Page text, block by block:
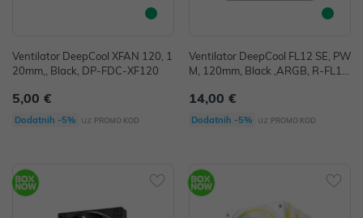
Ventilator DeepCool XFAN 120, 1
20mm,, Black, DP-FDC-XF120
5,00 €
Dodatnih -5% uz PROMO KOD
Ventilator DeepCool FL12 SE, PW
M, 120mm, Black ,ARGB, R-FL12
14,00 €
Dodatnih -5% uz PROMO KOD